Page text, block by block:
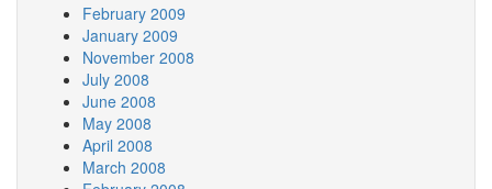
February 2009
January 2009
November 2008
July 2008
June 2008
May 2008
April 2008
March 2008